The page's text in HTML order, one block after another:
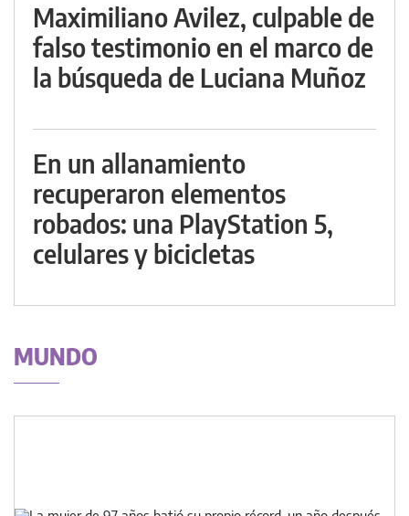
Maximiliano Avilez, culpable de
falso testimonio en el marco de
la búsqueda de Luciana Muñoz
En un allanamiento
recuperaron elementos
robados: una PlayStation 5,
celulares y bicicletas
MUNDO